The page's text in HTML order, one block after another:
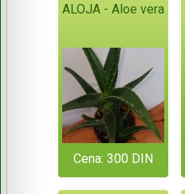
ALOJA - Aloe vera
Cena: 300 DIN